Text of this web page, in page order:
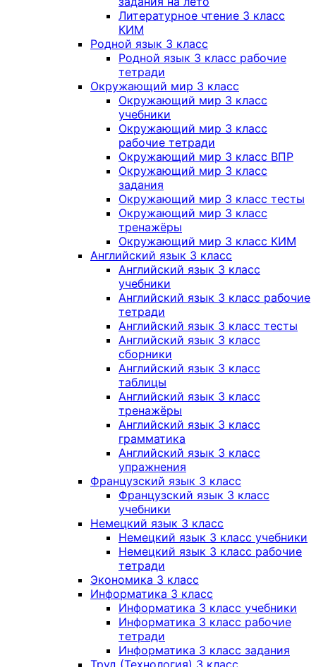
Литературное чтение 3 класс
КИМ
Родной язык 3 класс
Родной язык 3 класс рабочие
тетради
Окружающий мир 3 класс
Окружающий мир 3 класс
учебники
Окружающий мир 3 класс
рабочие тетради
Окружающий мир 3 класс ВПР
Окружающий мир 3 класс
задания
Окружающий мир 3 класс тесты
Окружающий мир 3 класс
тренажёры
Окружающий мир 3 класс КИМ
Английский язык 3 класс
Английский язык 3 класс
учебники
Английский язык 3 класс рабочие
тетради
Английский язык 3 класс тесты
Английский язык 3 класс
сборники
Английский язык 3 класс
таблицы
Английский язык 3 класс
тренажёры
Английский язык 3 класс
грамматика
Английский язык 3 класс
упражнения
Французский язык 3 класс
Французский язык 3 класс
учебники
Немецкий язык 3 класс
Немецкий язык 3 класс учебники
Немецкий язык 3 класс рабочие
тетради
Экономика 3 класс
Информатика 3 класс
Информатика 3 класс учебники
Информатика 3 класс рабочие
тетради
Информатика 3 класс задания
Труд (Технология) 3 класс